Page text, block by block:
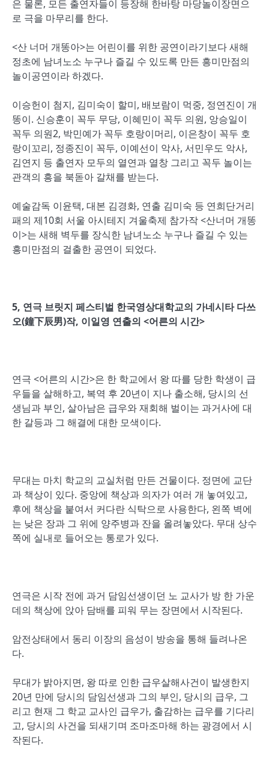
은 물론, 모든 출연자들이 등장해 한바탕 마당놀이장면으
로 극을 마무리를 한다.
<산 너머 개똥아>는 어린이를 위한 공연이라기보다 새해
정초에 남녀노소 누구나 즐길 수 있도록 만든 흥미만점의
놀이공연이라 하겠다.
이승헌이 첨지, 김미숙이 할미, 배보람이 먹중, 정연진이 개
똥이. 신승훈이 꼭두 무당, 이혜민이 꼭두 의원, 앙승일이
꼭두 의원2, 박민예가 꼭두 호랑이머리, 이은창이 꼭두 호
랑이꼬리, 정종진이 꼭두, 이예선이 악사, 서민우도 악사,
김연지 등 출연자 모두의 열연과 열창 그리고 꼭두 놀이는
관객의 흥을 북돋아 갈채를 받는다.
예술감독 이윤택, 대본 김경화, 연출 김미숙 등 연희단거리
패의 제10회 서울 아시테지 겨울축제 참가작 <산너머 개똥
이>는 새해 벽두를 장식한 남녀노소 누구나 즐길 수 있는
흥미만점의 걸출한 공연이 되었다.
5, 연극 브릿지 페스티벌 한국영상대학교의 가네시타 다쓰
오(鐘下辰男)작, 이일영 연출의 <어른의 시간>
연극 <어른의 시간>은 한 학교에서 왕 따를 당한 학생이 급
우들을 살해하고, 복역 후 20년이 지나 출소해, 당시의 선
생님과 부인, 살아남은 급우와 재회해 벌이는 과거사에 대
한 갈등과 그 해결에 대한 모색이다.
무대는 마치 학교의 교실처럼 만든 건물이다. 정면에 교단
과 책상이 있다. 중앙에 책상과 의자가 여러 개 놓여있고,
후에 책상을 붙여서 커다란 식탁으로 사용한다, 왼쪽 벽에
는 낮은 장과 그 위에 양주병과 잔을 올려놓았다. 무대 상수
쪽에 실내로 들어오는 통로가 있다.
연극은 시작 전에 과거 담임선생이던 노 교사가 방 한 가운
데의 책상에 앉아 담배를 피워 무는 장면에서 시작된다.
암전상태에서 동리 이장의 음성이 방송을 통해 들려나온
다.
무대가 밝아지면, 왕 따로 인한 급우살해사건이 발생한지
20년 만에 당시의 담임선생과 그의 부인, 당시의 급우, 그
리고 현재 그 학교 교사인 급우가, 출감하는 급우를 기다리
고, 당시의 사건을 되새기며 조마조마해 하는 광경에서 시
작된다.